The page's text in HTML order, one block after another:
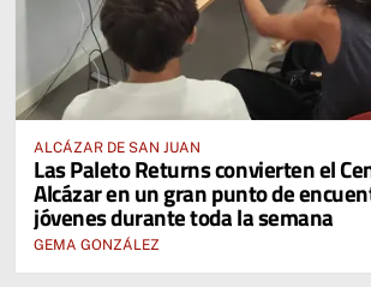
ALCÁZAR DE SAN JUAN
Las Paleto Returns convierten el
Alcázar en un gran punto de
jóvenes durante toda la semana
GEMA GONZÁLEZ